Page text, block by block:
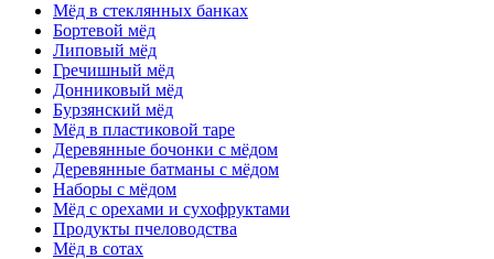
Мёд в стеклянных банках
Бортевой мёд
Липовый мёд
Гречишный мёд
Донниковый мёд
Бурзянский мёд
Мёд в пластиковой таре
Деревянные бочонки с мёдом
Деревянные батманы с мёдом
Наборы с мёдом
Мёд с орехами и сухофруктами
Продукты пчеловодства
Мёд в сотах